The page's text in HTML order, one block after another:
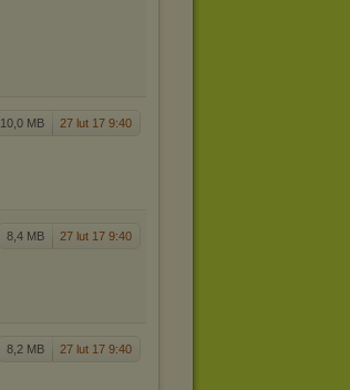
10,0 MB 27 lut 17 9:40
8,4 MB 27 lut 17 9:40
8,2 MB 27 lut 17 9:40